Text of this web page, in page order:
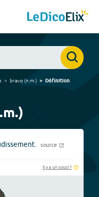
bravo(n.m. ) Définition
source
Il y a un souci ?